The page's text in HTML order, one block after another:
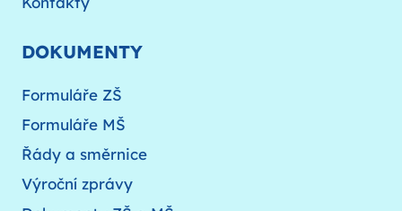
DOKUMENTY
Formuláře ZŠ
Formuláře MŠ
Řády a směrnice
Výroční zprávy